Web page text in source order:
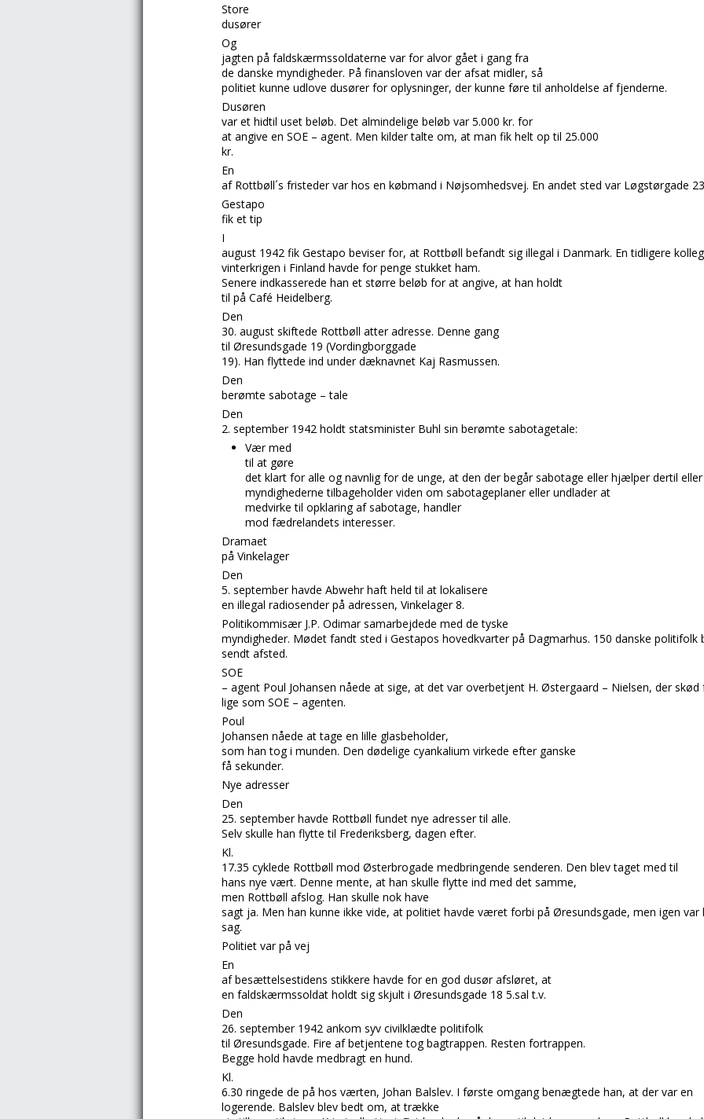
Store
dusører
Og
jagten på faldskærmssoldaterne var for alvor gået i gang fra
de danske myndigheder. På finansloven var der afsat midler, så
politiet kunne udlove dusører for oplysninger, der kunne føre til anholdelse affjenderne.
Dusøren
var et hidtil uset beløb. Det almindelige beløb var 5.000 kr. for
at angive en SOE – agent. Men kilder talte om, at man fik helt op til 25.000
kr.
En
af Rottbøll´s fristeder var hos en købmand i Nøjsomhedsvej. En andet sted var Løgstørgade
Gestapo
fik et tip
I
august 1942 fik Gestapo beviser for, at Rottbøll befandt sig illegal i Danmark. En tidligere
vinterkrigen i Finland havde for penge stukket ham.
Senere indkasserede han et større beløb for at angive, at han holdt
til på Café Heidelberg.
Den
30. august skiftede Rottbøll atter adresse. Denne gang
til Øresundsgade 19 (Vordingborggade
19). Han flyttede ind under dæknavnet Kaj Rasmussen.
Den
berømte sabotage – tale
Den
2. september 1942 holdt statsminister Buhl sin berømte sabotagetale:
Værmed
til at gøre
det klart for alle og navnlig for de unge, at den der begårsabotage eller hjælper dertil
myndighederne tilbageholder viden om sabotageplaner eller undlader at
medvirke til opklaring af sabotage, handler
mod fædrelandets interesser.
Dramaet
på Vinkelager
Den
5. september havde Abwehrhaft held til at lokalisere
en illegal radiosender på adressen, Vinkelager 8.
Politikommisær J.P. Odimarsamarbejdede med de tyske
myndigheder. Mødet fandt sted i Gestapos hovedkvarter på Dagmarhus. 150 danske politifolk
sendt afsted.
SOE
– agent Poul Johansen nåede at sige, at det varoverbetjent H. Østergaard – Nielsen, der skød
lige som SOE – agenten.
Poul
Johansen nåede at tage en lille glasbeholder,
som han tog i munden. Den dødelige cyankalium virkede efter ganske
få sekunder.
Nye adresser
Den
25. september havde Rottbøll fundet nye adresser til alle.
Selv skulle han flytte til Frederiksberg, dagen efter.
Kl.
17.35 cyklede Rottbøll mod Østerbrogade medbringende senderen. Den blev taget med til
hans nye vært. Denne mente, at han skulle flytte ind med det samme,
men Rottbøll afslog. Han skulle nok have
sagt ja. Men han kunne ikke vide, at politiet havde været forbi på Øresundsgade, men igen
sag.
Politiet var på vej
En
af besættelsestidens stikkere havde for en god dusør afsløret, at
en faldskærmssoldat holdt sig skjult i Øresundsgade 18 5.sal t.v.
Den
26. september 1942 ankom syv civilklædte politifolk
til Øresundsgade. Fire af betjentene tog bagtrappen. Resten fortrappen.
Begge hold havde medbragt en hund.
Kl.
6.30 ringede de på hos værten, Johan Balslev. I første omgang benægtede han, at der var en
logerende. Balslev blev bedt om, at trække